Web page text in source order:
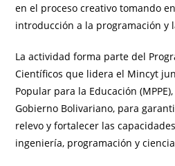
en el proceso creativo tomando
introducción a la programación y
La actividad forma parte del
Científicos que lidera el Mincyt
Popular para la Educación
Gobierno Bolivariano, para
relevo y fortalecer las
ingeniería, programación y